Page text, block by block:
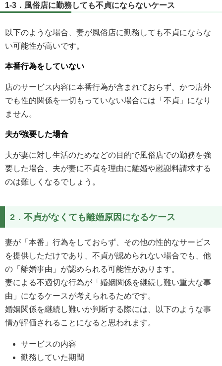
1-3．風俗店に勤務しても不貞にならないケース
以下のような場合、妻が風俗店に勤務しても不貞にならな
い可能性が高いです。
本番行為をしていない
店のサービス内容に本番行為が含まれておらず、かつ店外
でも性的関係を一切もっていない場合には「不貞」になり
ません。
夫が強要した場合
夫が妻に対し生活のためなどの目的で風俗店での勤務を強
要した場合、夫が妻に不貞を理由に離婚や慰謝料請求する
のは難しくなるでしょう。
2．不貞がなくても離婚原因になるケース
妻が「本番」行為をしておらず、その他の性的なサービス
を提供しただけであり、不貞が認められない場合でも、他
の「離婚事由」が認められる可能性があります。
妻による不適切な行為が「婚姻関係を継続し難い重大な事
由」になるケースが考えられるためです。
婚姻関係を継続し難いか判断する際には、以下のような事
情が評価されることになると思われます。
サービスの内容
勤務していた期間